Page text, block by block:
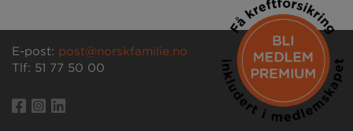
E-post: post@norskfamilie.no
Tlf: 51 77 50 00